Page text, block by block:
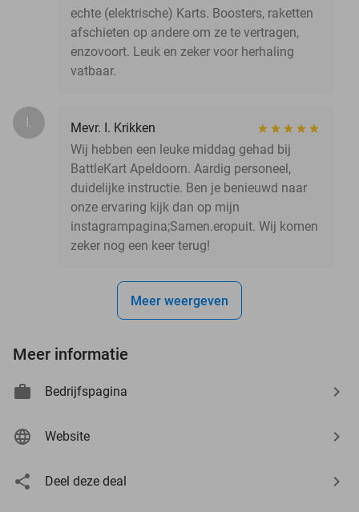
echte (elektrische) Karts. Boosters, raketten
afschieten op andere om ze te vertragen,
enzovoort. Leuk en zeker voor herhaling
vatbaar.
I.
Mevr. I. Krikken
Wij hebben een leuke middag gehad bij
BattleKart Apeldoorn. Aardig personeel,
duidelijke instructie. Ben je benieuwd naar
onze ervaring kijk dan op mijn
instagrampagina;Samen.eropuit. Wij komen
zeker nog een keer terug!
Meer weergeven
Meer informatie
Bedrijfspagina
Website
Deel deze deal